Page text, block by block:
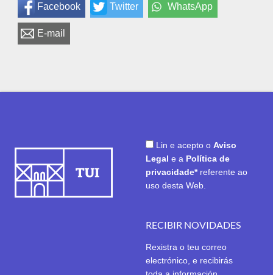
Facebook Twitter WhatsApp
E-mail
Lin e acepto o Aviso
Legal e a Política de
privacidade* referente ao
uso desta Web.
RECIBIR NOVIDADES
Rexistra o teu correo
electrónico, e recibirás